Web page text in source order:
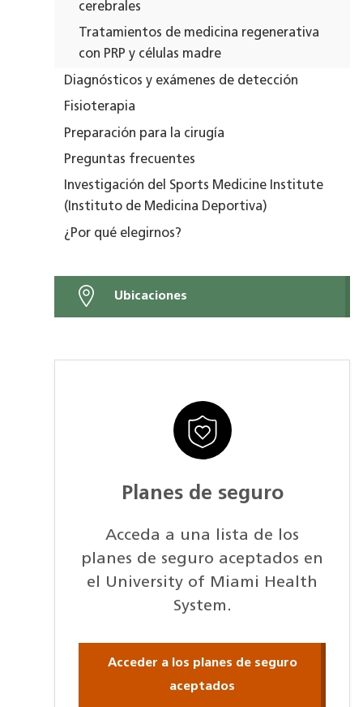
cerebrales
Tratamientos de medicina regenerativa
con PRP y células madre
Diagnósticos y exámenes de detección
Fisioterapia
Preparación para la cirugía
Preguntas frecuentes
Investigación del Sports Medicine Institute
(Instituto de Medicina Deportiva)
¿Por qué elegirnos?
Ubicaciones
Planes de seguro
Acceda a una lista de los
planes de seguro aceptados en
el University of Miami Health
System.
Acceder a los planes de seguro
aceptados